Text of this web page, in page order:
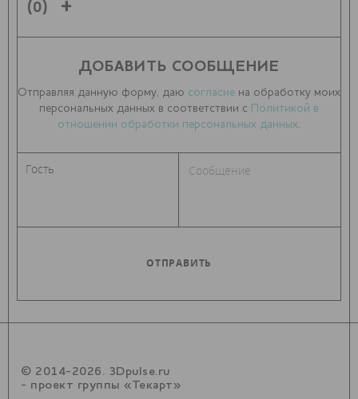
(0)
ДОБАВИТЬ СООБЩЕНИЕ
Отправляя данную форму, даю согласие на обработку моих
персональных данных в соответствии с Политикой в
отношении обработки персональных данных.
© 2014-2026. 3Dpulse.ru
- проект группы «Текарт»